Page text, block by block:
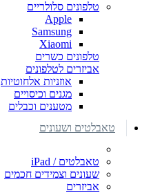
טלפונים סלולריים
Apple
Samsung
Xiaomi
טלפונים כשרים
אביזרים לטלפונים
אוזניות אלחוטיות
מגנים וכיסויים
מטענים וכבלים
טאבלטים ושעונים
טאבלטים / iPad
שעונים וצמידים חכמים
אביזרים